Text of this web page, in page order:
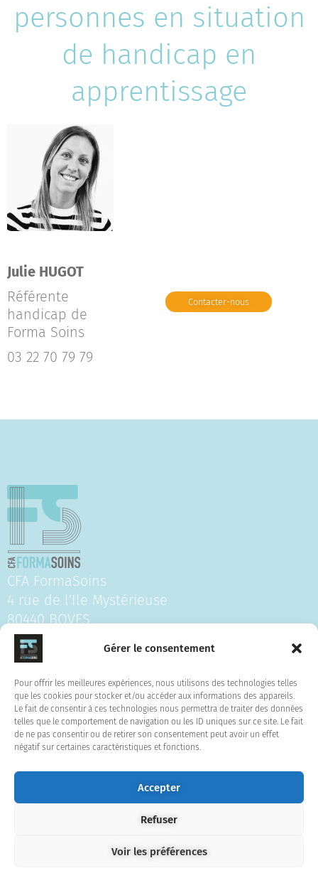
Gérer le consentement
Pour offrir les meilleures expériences, nous utilisons des technologies telles
que les cookies pour stocker et/ou accéder aux informations des appareils.
Le fait de consentir à ces technologies nous permettra de traiter des données
telles que le comportement de navigation ou les ID uniques sur ce site. Le fait
de ne pas consentir ou de retirer son consentement peut avoir un effet
négatif sur certaines caractéristiques et fonctions.
Accepter
Refuser
Voir les préférences
personnes en situation
de handicap en
apprentissage
Julie HUGOT
Référente
handicap de
Forma Soins
03 22 70 79 79
Contacter-nous
CFA FormaSoins
4 rue de l’Ile Mystérieuse
80440 BOVES
Tel : 06.24.74.62.15
NDA :32800233680
Pour nous suivre :
F
c
b
L
n
e
I
s
t
a
g
a
@CFA-FORMASOINS2025- www.cfa-